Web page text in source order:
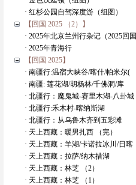
· 红杉公园自驾深度游（组图）
【回国 2025 （2）】
· 2025年北京兰州行杂记（2025回国
· 2025年青海行
【回国 2025】
· 南疆行:温宿大峡谷/喀什/帕米尔(
· 南疆: 莲花湖/胡杨林/千佛洞/库
· 北疆行：魔鬼城-赛里木湖-八卦城
· 北疆行:禾木村-喀纳斯湖
· 北疆行：从乌鲁木齐到五彩滩
· 天上西藏：暖男扎西 （完）
· 天上西藏：羊湖/卡诺拉冰川/日喀
· 天上西藏：拉萨/纳木措湖
· 天上西藏：林芝 （2）
· 天上西藏：林芝 （1）